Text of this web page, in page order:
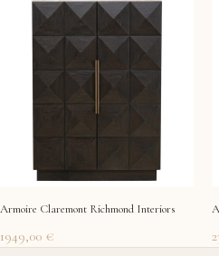
Armoire Claremont Richmond Interiors
1949,00 €